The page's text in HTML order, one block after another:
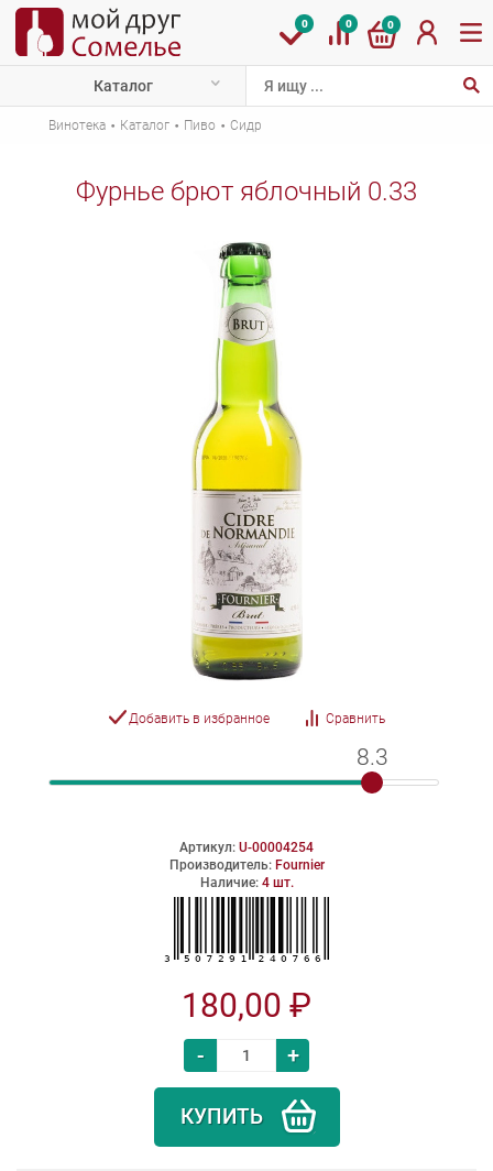
0 0 0
Каталог
Винотека · Каталог · Пиво · Сидр
Фурнье брют яблочный 0.33
Добавить в избранное Сравнить
8.3
8.3
Артикул: U-00004254
Производитель: Fournier
Наличие: 4 шт.
180,00 ₽
- +
КУПИТЬ